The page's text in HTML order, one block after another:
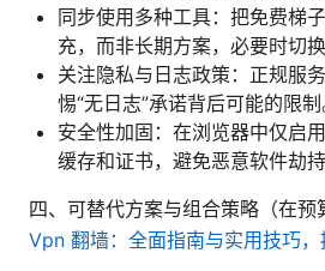
同步使用多种工具：把免费梯
充，而非长期方案，必要时切换
关注隐私与日志政策：正规服
惕“无日志”承诺背后可能的限制
安全性加固：在浏览器中仅启
缓存和证书，避免恶意软件劫持
四、可替代方案与组合策略（在预
Vpn 翻墙：全面指南与实用技巧